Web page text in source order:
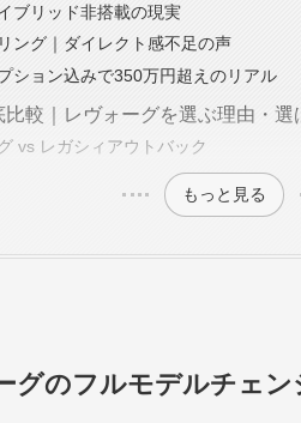
ブリッド非搭載の現実
ング｜ダイレクト感不足の声
ション込みで350万円超えのリアル
較｜レヴォーグを選ぶ理由・選
vs レガシィアウトバック
もっと見る
グのフルモデルチェ